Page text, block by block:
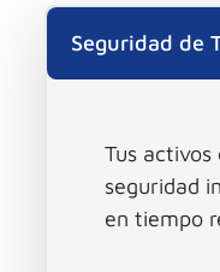
Seguridad de
Tus activos
seguridad
en tiempo